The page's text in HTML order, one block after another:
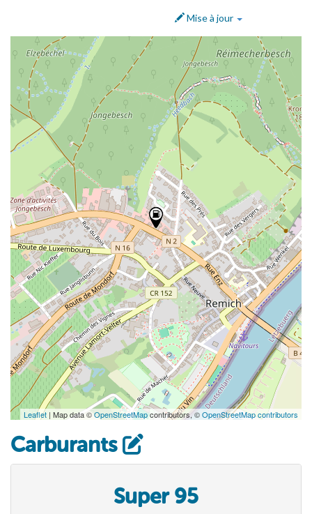
Mise à jour
Leaflet | Map data ©OpenStreetMapcontributors, ©OpenStreetMap contributors
Carburants
Super 95